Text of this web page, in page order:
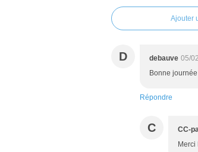
Ajouter
D debauve 05/
Bonne
Répondre
C CC-
Merci